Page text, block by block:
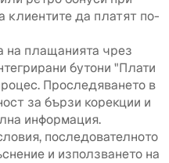
да платят по-
на плащанията чрез
бутони "Плати
Проследяването в
за бързи корекции и
информация.
последователното
и използването на